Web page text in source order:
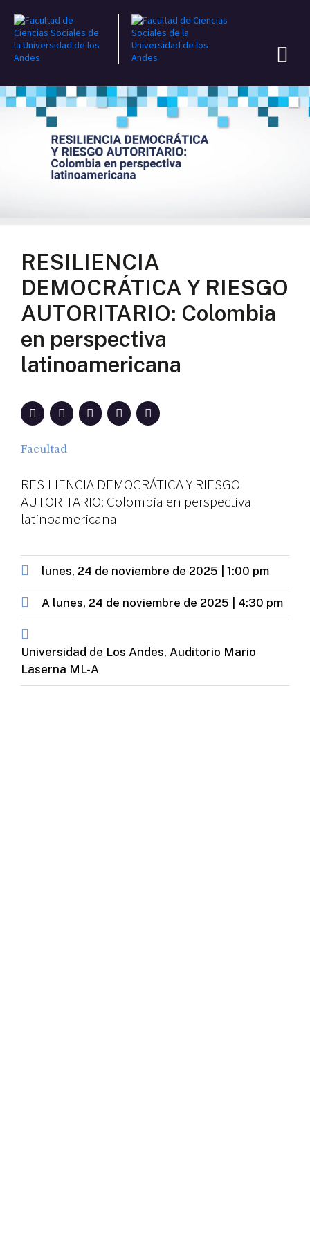
RESILIENCIA
DEMOCRÁTICA Y RIESGO
AUTORITARIO: Colombia
en perspectiva
latinoamericana
Facultad
RESILIENCIA DEMOCRÁTICA Y RIESGO
AUTORITARIO: Colombia en perspectiva
latinoamericana
lunes, 24 de noviembre de 2025 | 1:00 pm
A lunes, 24 de noviembre de 2025 | 4:30 pm
Universidad de Los Andes, Auditorio Mario
Laserna ML-A